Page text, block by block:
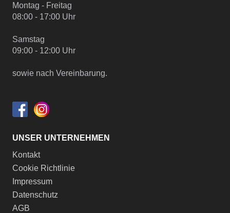
Montag - Freitag
08:00 - 17:00 Uhr
Samstag
09:00 - 12:00 Uhr
sowie nach Vereinbarung.
UNSER UNTERNEHMEN
Kontakt
Cookie Richtlinie
Impressum
Datenschutz
AGB